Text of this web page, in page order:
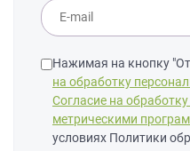
Нажимая на кнопку
на обработку
Согласие на
метрическими
условиях Политики